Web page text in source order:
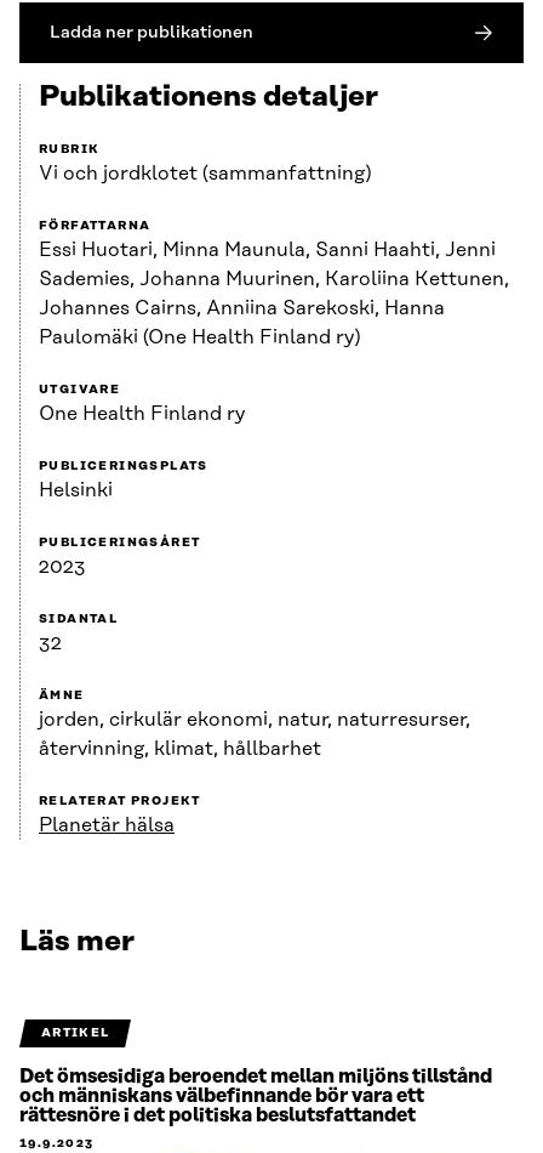
Ladda ner publikationen
Publikationens detaljer
RUBRIK
Vi och jordklotet (sammanfattning)
FÖRFATTARNA
Essi Huotari, Minna Maunula, Sanni Haahti, Jenni
Sademies, Johanna Muurinen, Karoliina Kettunen,
Johannes Cairns, Anniina Sarekoski, Hanna
Paulomäki (One Health Finland ry)
UTGIVARE
One Health Finland ry
PUBLICERINGSPLATS
Helsinki
PUBLICERINGSÅRET
2023
SIDANTAL
32
ÄMNE
jorden, cirkulär ekonomi, natur, naturresurser,
återvinning, klimat, hållbarhet
RELATERAT PROJEKT
Planetär hälsa
Läs mer
ARTIKEL
Det ömsesidiga beroendet mellan miljöns tillstånd
och människans välbefinnande bör vara ett
rättesnöre i det politiska beslutsfattandet
19.9.2023